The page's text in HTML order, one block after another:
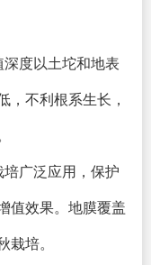
度以土坨和地表
，不利根系生长，
广泛应用，保护
值效果。地膜覆盖
栽培。